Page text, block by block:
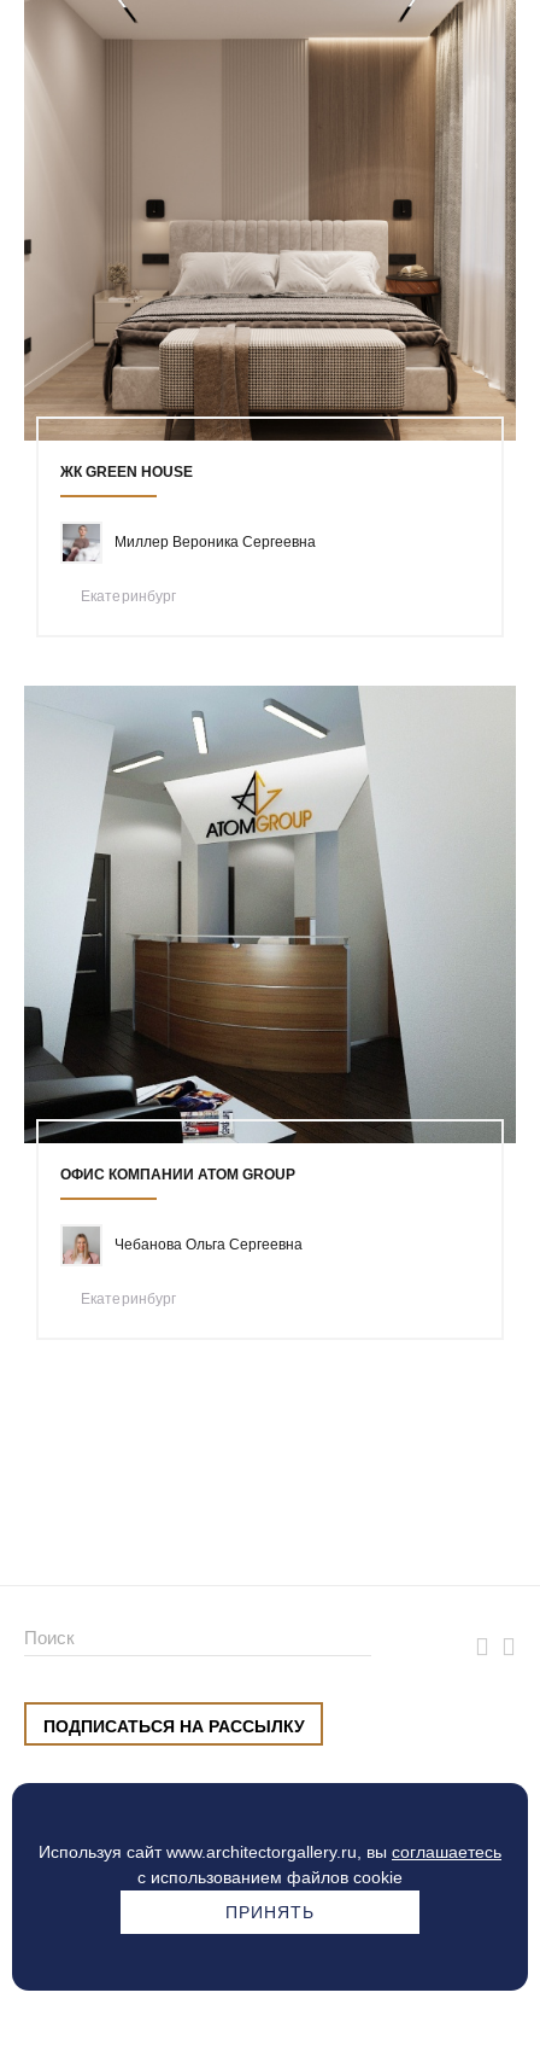
ЖК GREEN HOUSE
Миллер Вероника Сергеевна
Екатеринбург
ОФИС КОМПАНИИ ATOM GROUP
Чебанова Ольга Сергеевна
Екатеринбург
Используя сайт www.architectorgallery.ru, вы соглашаетесь
с использованием файлов cookie
ПРИНЯТЬ
ПОДПИСАТЬСЯ НА РАССЫЛКУ
ул. Малышева, 8, Екатеринбург
Процесс оплаты